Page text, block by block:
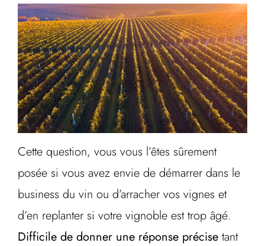
Cette question, vous vous l’êtes sûrement
posée si vous avez envie de démarrer dans le
business du vin ou d’arracher vos vignes et
d’en replanter si votre vignoble est trop âgé.
Difficile de donner une réponse précise tant